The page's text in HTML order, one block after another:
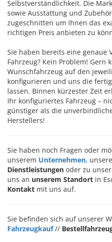
Selbstverständlichkeit. Die
sowie Ausstattung und
zugeschnitten um Ihnen das
richtigen Preis anbieten zu
Sie haben bereits eine genaue
Fahrzeug? Kein Problem! Gern
Wunschfahrzeug auf den
konfigurieren und uns die
lassen. Binnen kürzester Zeit
Ihr konfiguriertes Fahrzeug –
günstiger als die
Herstellers!
Sie haben noch Fragen oder
unserem Unternehmen,
Dienstleistungen oder zu
uns an unserem Standort in
Kontakt mit uns auf.
Sie befinden sich auf unserer
Fahrzeugkauf//